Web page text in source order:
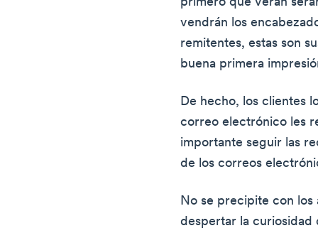
vendrán los
remitentes, estas son
buena primera
De hecho, los clientes
correo electrónico les
importante seguir las
de los correos
No se precipite con los
despertar la